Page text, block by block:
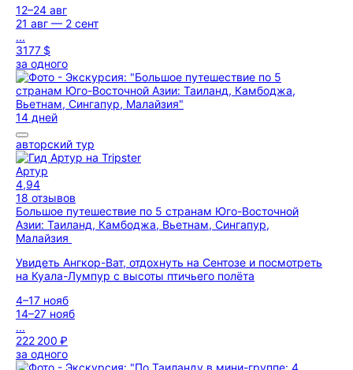
12–24 авг
21 авг — 2 сент
...
3177 $
за одного
14 дней
авторский тур
Артур
4,94
18 отзывов
Большое путешествие по 5 странам Юго-Восточной
Азии: Таиланд, Камбоджа, Вьетнам, Сингапур,
Малайзия
Увидеть Ангкор-Ват, отдохнуть на Сентозе и посмотреть
на Куала-Лумпур с высоты птичьего полёта
4–17 нояб
14–27 нояб
...
222 200 ₽
за одного